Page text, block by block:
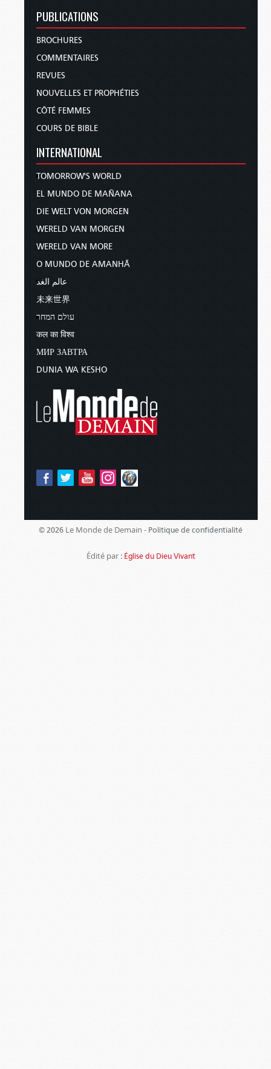
PUBLICATIONS
BROCHURES
COMMENTAIRES
REVUES
NOUVELLES ET PROPHÉTIES
CÔTÉ FEMMES
COURS DE BIBLE
INTERNATIONAL
TOMORROW'S WORLD
EL MUNDO DE MAÑANA
DIE WELT VON MORGEN
WERELD VAN MORGEN
WERELD VAN MORE
O MUNDO DE AMANHÃ
عالم الغد
未来世界
עולם המחר
कल का विश्व
МИР ЗАВТРА
DUNIA WA KESHO
© 2026 Le Monde de Demain - Politique de confidentialité
Édité par : Église du Dieu Vivant